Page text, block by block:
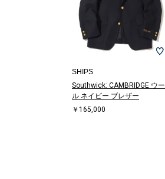
SHIPS
Southwick: CAMBRIDGE ウー
ル ネイビー ブレザー
￥165,000